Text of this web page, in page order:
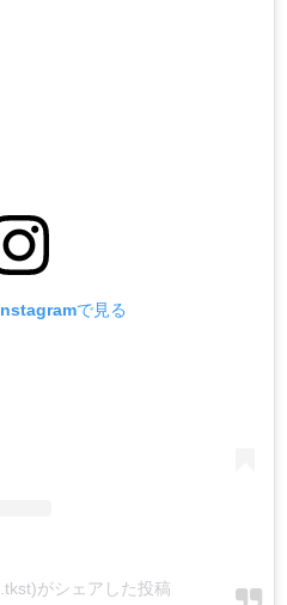
で見る
がシェアした投稿